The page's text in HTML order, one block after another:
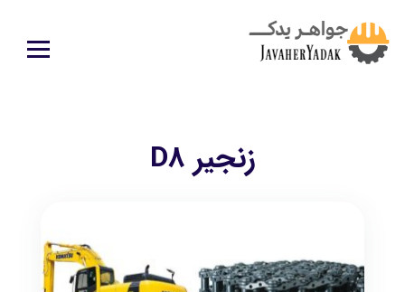
زنجیر D8